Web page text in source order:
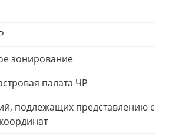
зонирование
палата ЧР
подлежащих представлению с